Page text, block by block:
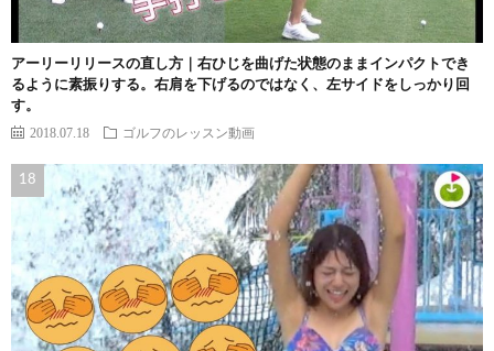
アーリーリリースの直し方｜右ひじを曲げた状態のままインパクトでき
るように素振りする。右肩を下げるのではなく、左サイドをしっかり回
す。
2018.07.18 ゴルフのレッスン動画